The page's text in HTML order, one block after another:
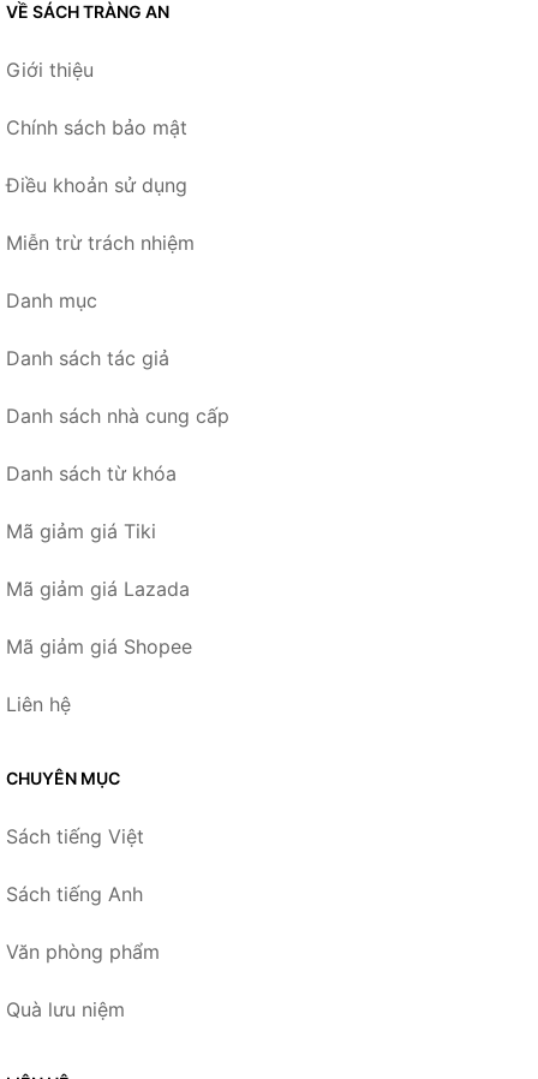
VỀ SÁCH TRÀNG AN
Giới thiệu
Chính sách bảo mật
Điều khoản sử dụng
Miễn trừ trách nhiệm
Danh mục
Danh sách tác giả
Danh sách nhà cung cấp
Danh sách từ khóa
Mã giảm giá Tiki
Mã giảm giá Lazada
Mã giảm giá Shopee
Liên hệ
CHUYÊN MỤC
Sách tiếng Việt
Sách tiếng Anh
Văn phòng phẩm
Quà lưu niệm